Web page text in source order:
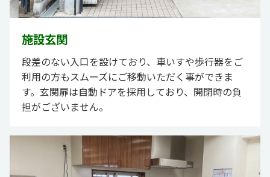
施設玄関
段差のない入口を設けており、車いすや歩行器をご
利用の方もスムーズにご移動いただく事ができま
す。玄関扉は自動ドアを採用しており、開閉時の負
担がございません。